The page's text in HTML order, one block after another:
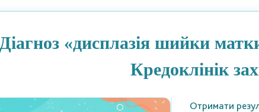
Діагноз «дисплазія шийки
Кредоклінік
Отримати